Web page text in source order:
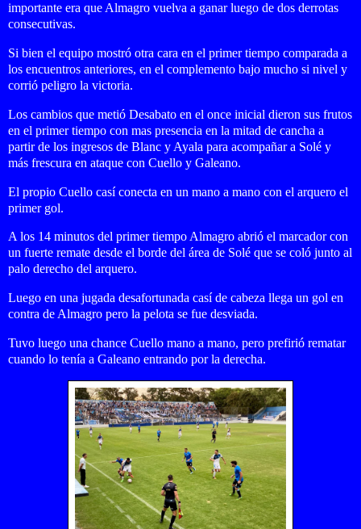
importante era que Almagro vuelva a ganar luego de dos derrotas
consecutivas.
Si bien el equipo mostró otra cara en el primer tiempo comparada a
los encuentros anteriores, en el complemento bajo mucho si nivel y
corrió peligro la victoria.
Los cambios que metió Desabato en el once inicial dieron sus frutos
en el primer tiempo con mas presencia en la mitad de cancha a
partir de los ingresos de Blanc y Ayala para acompañar a Solé y
más frescura en ataque con Cuello y Galeano.
El propio Cuello casí conecta en un mano a mano con el arquero el
primer gol.
A los 14 minutos del primer tiempo Almagro abrió el marcador con
un fuerte remate desde el borde del área de Solé que se coló junto al
palo derecho del arquero.
Luego en una jugada desafortunada casí de cabeza llega un gol en
contra de Almagro pero la pelota se fue desviada.
Tuvo luego una chance Cuello mano a mano, pero prefirió rematar
cuando lo tenía a Galeano entrando por la derecha.